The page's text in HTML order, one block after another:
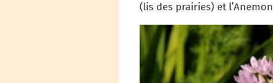
(lis des prairies) et